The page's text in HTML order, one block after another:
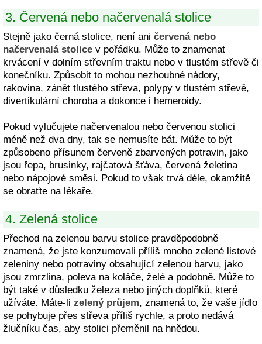
3. Červená nebo načervenalá stolice
Stejně jako černá stolice, není ani červená nebo
načervenalá stolice v pořádku. Může to znamenat
krvácení v dolním střevním traktu nebo v tlustém střevě či
konečníku. Způsobit to mohou nezhoubné nádory,
rakovina, zánět tlustého střeva, polypy v tlustém střevě,
divertikulární choroba a dokonce i hemeroidy.
Pokud vylučujete načervenalou nebo červenou stolici
méně než dva dny, tak se nemusíte bát. Může to být
způsobeno přísunem červeně zbarvených potravin, jako
jsou řepa, brusinky, rajčatová šťáva, červená želetina
nebo nápojové směsi. Pokud to však trvá déle, okamžitě
se obraťte na lékaře.
4. Zelená stolice
Přechod na zelenou barvu stolice pravděpodobně
znamená, že jste konzumovali příliš mnoho zelené listové
zeleniny nebo potraviny obsahující zelenou barvu, jako
jsou zmrzlina, poleva na koláče, želé a podobně. Může to
být také v důsledku železa nebo jiných doplňků, které
užíváte. Máte-li zelený průjem, znamená to, že vaše jídlo
se pohybuje přes střeva příliš rychle, a proto nedává
žlučníku čas, aby stolici přeměnil na hnědou.